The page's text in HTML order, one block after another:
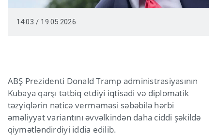
14:03 / 19.05.2026
ABŞ Prezidenti Donald Tramp administrasiyasının
Kubaya qarşı tətbiq etdiyi iqtisadi və diplomatik
təzyiqlərin nəticə verməməsi səbəbilə hərbi
əməliyyat variantını əvvəlkindən daha ciddi şəkildə
qiymətləndirdiyi iddia edilib.